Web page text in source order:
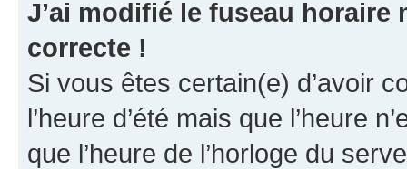
J’ai modifié le fuseau horaire
correcte !
Si vous êtes certain(e) d’avoir
l’heure d’été mais que l’heure
que l’heure de l’horloge du